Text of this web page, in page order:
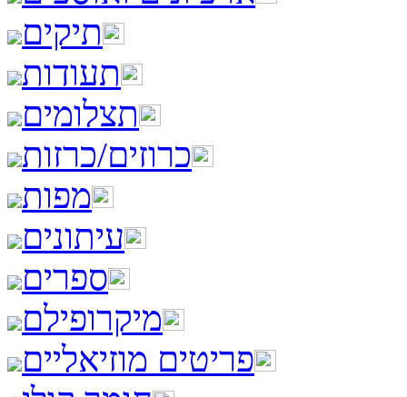
תיקים
תעודות
תצלומים
כרוזים/כרזות
מפות
עיתונים
ספרים
מיקרופילם
פריטים מוזיאליים